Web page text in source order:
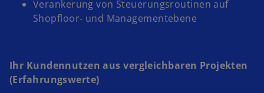
Verankerung von Steuerungsroutinen auf
Shopfloor‑ und Managementebene
Ihr Kundennutzen aus vergleichbaren Projekten
(Erfahrungswerte)